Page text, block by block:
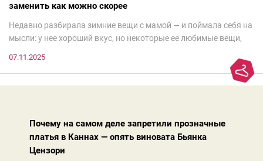
заменить как можно скорее
Недавно разбирала зимние вещи с мамой — и поймала себя на
мысли: у нее хороший вкус, но некоторые ее любимые вещи,
добавляют ей лет.И проблема не в том, что они вышли из
моды. Вовсе нет.Проблема в том, что сама мода сделала шаг
07.11.2025
Почему на самом деле запретили прозначные
платья в Каннах — опять виновата Бьянка
Цензори